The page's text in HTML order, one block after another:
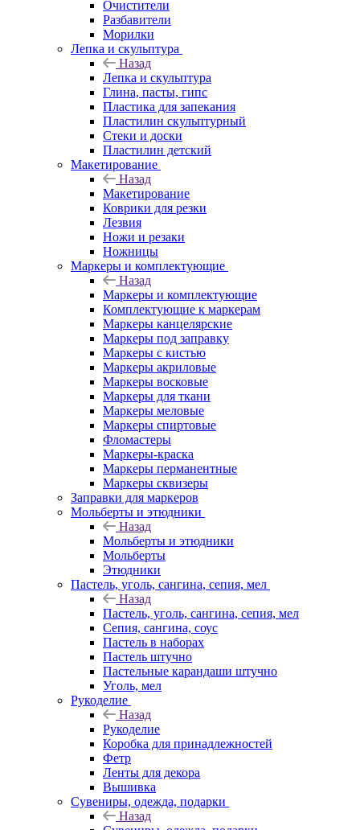
Очистители
Разбавители
Морилки
Лепка и скульптура
Назад
Лепка и скульптура
Глина, пасты, гипс
Пластика для запекания
Пластилин скульптурный
Стеки и доски
Пластилин детский
Макетирование
Назад
Макетирование
Коврики для резки
Лезвия
Ножи и резаки
Ножницы
Маркеры и комплектующие
Назад
Маркеры и комплектующие
Комплектующие к маркерам
Маркеры канцелярские
Маркеры под заправку
Маркеры с кистью
Маркеры акриловые
Маркеры восковые
Маркеры для ткани
Маркеры меловые
Маркеры спиртовые
Фломастеры
Маркеры-краска
Маркеры перманентные
Маркеры сквизеры
Заправки для маркеров
Мольберты и этюдники
Назад
Мольберты и этюдники
Мольберты
Этюдники
Пастель, уголь, сангина, сепия, мел
Назад
Пастель, уголь, сангина, сепия, мел
Сепия, сангина, соус
Пастель в наборах
Пастель штучно
Пастельные карандаши штучно
Уголь, мел
Рукоделие
Назад
Рукоделие
Коробка для принадлежностей
Фетр
Ленты для декора
Вышивка
Сувениры, одежда, подарки
Назад